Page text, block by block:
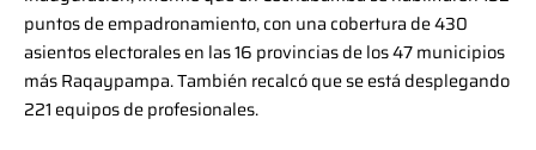
puntos de empadronamiento, con una cobertura de 430
asientos electorales en las 16 provincias de los 47 municipios
más Raqaypampa. También recalcó que se está desplegando
221 equipos de profesionales.